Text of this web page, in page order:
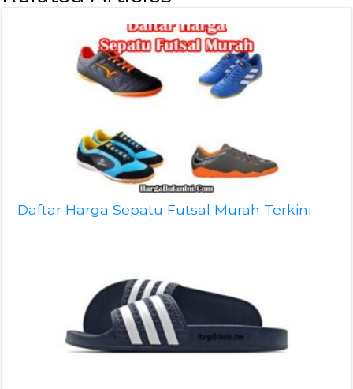
Daftar Harga Sepatu Futsal Murah Terkini